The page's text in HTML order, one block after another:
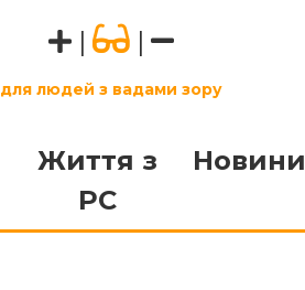
| |
для людей з вадами зору
Життя з
РС
Новини